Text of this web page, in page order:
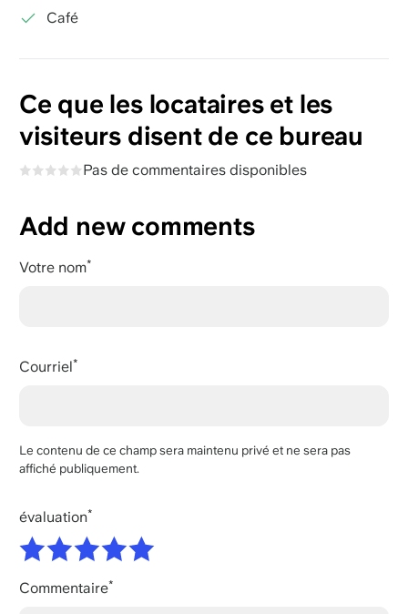
Café
Ce que les locataires et les
visiteurs disent de ce bureau
Pas de commentaires disponibles
Add new comments
Votre nom
Courriel
Le contenu de ce champ sera maintenu privé et ne sera pas
affiché publiquement.
évaluation
Commentaire